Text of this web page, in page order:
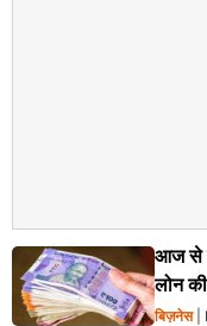
आज से
लोन
बिज़नेस|